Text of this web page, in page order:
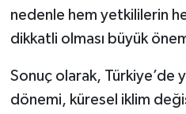
nedenle hem yetkililerin
dikkatli olması büyük
Sonuç olarak, Türkiye’de
dönemi, küresel iklim